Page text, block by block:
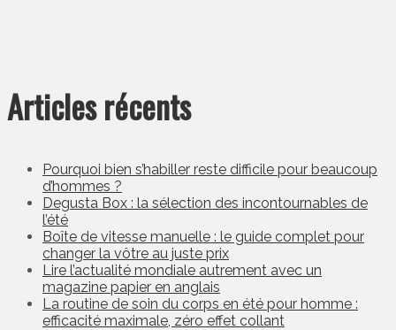
Articles récents
Pourquoi bien s’habiller reste difficile pour beaucoup
d’hommes ?
Degusta Box : la sélection des incontournables de
l’été
Boîte de vitesse manuelle : le guide complet pour
changer la vôtre au juste prix
Lire l’actualité mondiale autrement avec un
magazine papier en anglais
La routine de soin du corps en été pour homme :
efficacité maximale, zéro effet collant